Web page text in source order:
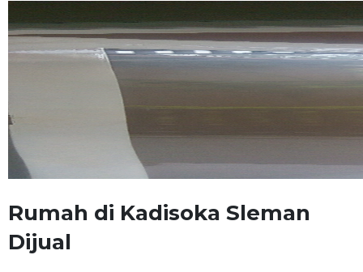
Rumah di Kadisoka Sleman
Dijual